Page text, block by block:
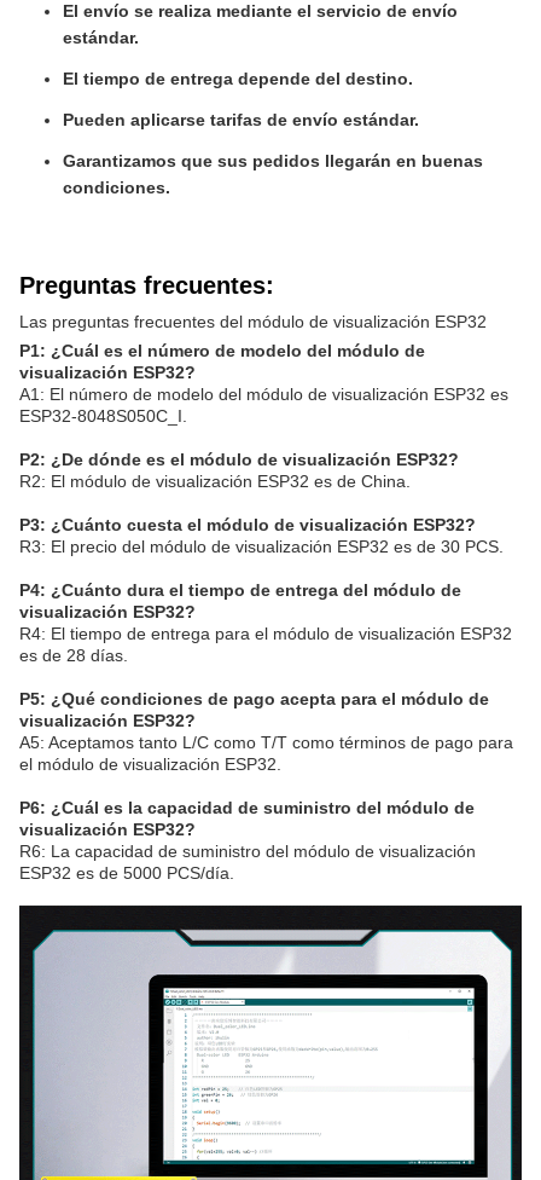
El envío se realiza mediante el servicio de envío
estándar.
El tiempo de entrega depende del destino.
Pueden aplicarse tarifas de envío estándar.
Garantizamos que sus pedidos llegarán en buenas
condiciones.
Preguntas frecuentes:
Las preguntas frecuentes del módulo de visualización ESP32
P1: ¿Cuál es el número de modelo del módulo de
visualización ESP32?
A1: El número de modelo del módulo de visualización ESP32 es
ESP32-8048S050C_I.
P2: ¿De dónde es el módulo de visualización ESP32?
R2: El módulo de visualización ESP32 es de China.
P3: ¿Cuánto cuesta el módulo de visualización ESP32?
R3: El precio del módulo de visualización ESP32 es de 30 PCS.
P4: ¿Cuánto dura el tiempo de entrega del módulo de
visualización ESP32?
R4: El tiempo de entrega para el módulo de visualización ESP32
es de 28 días.
P5: ¿Qué condiciones de pago acepta para el módulo de
visualización ESP32?
A5: Aceptamos tanto L/C como T/T como términos de pago para
el módulo de visualización ESP32.
P6: ¿Cuál es la capacidad de suministro del módulo de
visualización ESP32?
R6: La capacidad de suministro del módulo de visualización
ESP32 es de 5000 PCS/día.